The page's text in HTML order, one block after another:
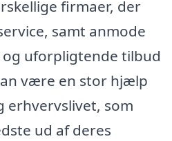
firmaer, der
samt anmode
uforpligtende tilbud
være en stor hjælp
erhvervslivet, som
ud af deres